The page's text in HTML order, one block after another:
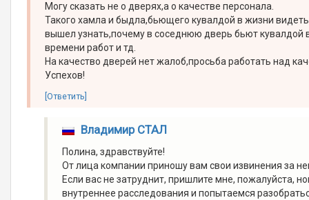
Могу сказать не о дверях,а о качестве персонала.
Такого хамла и быдла,бьющего кувалдой в жизни
вышел узнать,почему в соседнюю дверь бьют кувалдой
времени работ и тд.
На качество дверей нет жалоб,просьба работать над
Успехов!
[Ответить]
Владимир СТАЛ
Полина, здравствуйте!
От лица компании приношу вам свои извинения за
Если вас не затруднит, пришлите мне, пожалуйста,
внутреннее расследования и попытаемся